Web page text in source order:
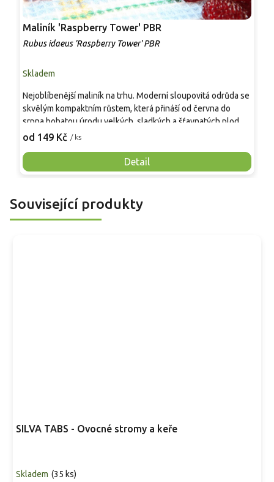
Maliník 'Raspberry Tower' PBR
Rubus idaeus 'Raspberry Tower' PBR
Skladem
od 149 Kč / ks
Detail
Nejoblíbenější maliník na trhu. Moderní sloupovitá odrůda se
skvělým kompaktním růstem, která přináší od června do
srpna bohatou úrodu velkých, sladkých a šťavnatých plodů.
Pevné vzpřímené výhony tvoří elegantní habitus bez
Mrazuvzdornost do −25 °C a spolehlivá vitalita z něj dělají
skvělou volbu pro každého pěstitele.
Související produkty
SILVA TABS - Ovocné stromy a keře
Skladem (35 ks)